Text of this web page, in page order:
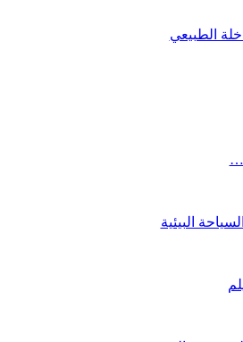
الطبيعي
البيئية